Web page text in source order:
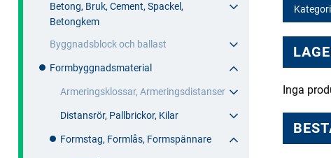
Betong, Bruk, Cement, Spackel,
Betongkem
Byggnadsblock och ballast
Formbyggnadsmaterial
Armeringsklossar, Armeringsdistanser
Distansrör, Pallbrickor, Kilar
Formstag, Formlås, Formspännare
Inga